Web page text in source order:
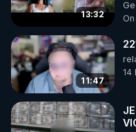
cardiaque…) ;
Comment l’absence
régénération ;
Et pourquoi “se sentir
cellulaire.
13:32
11:47
14